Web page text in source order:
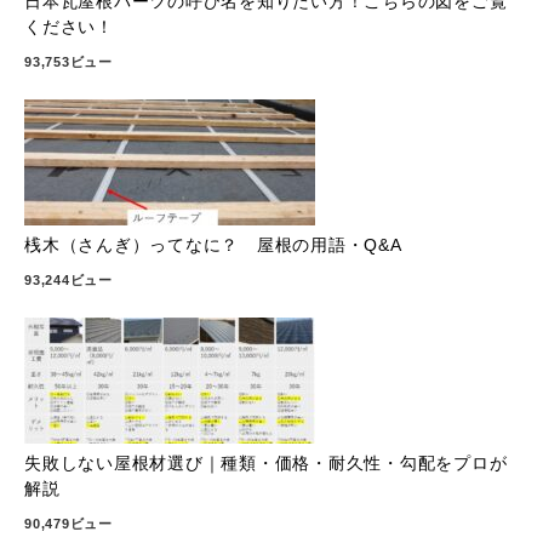
ください！
93,753ビュー
桟木（さんぎ）ってなに？ 屋根の用語・Q&A
93,244ビュー
失敗しない屋根材選び｜種類・価格・耐久性・勾配をプロが
解説
90,479ビュー